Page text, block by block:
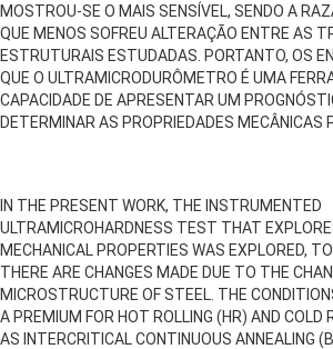
MOSTROU-SE O MAIS SENSÍVEL, SENDO A
QUE MENOS SOFREU ALTERAÇÃO ENTRE AS
ESTRUTURAIS ESTUDADAS. PORTANTO, OS
QUE O ULTRAMICRODURÔMETRO É UMA
CAPACIDADE DE APRESENTAR UM
DETERMINAR AS PROPRIEDADES MECÂNICAS
IN THE PRESENT WORK, THE INSTRUMENTED
ULTRAMICROHARDNESS TEST THAT
MECHANICAL PROPERTIES WAS EXPLORED,
THERE ARE CHANGES MADE DUE TO THE
MICROSTRUCTURE OF STEEL. THE
A PREMIUM FOR HOT ROLLING (HR) AND COLD
AS INTERCRITICAL CONTINUOUS ANNEALING